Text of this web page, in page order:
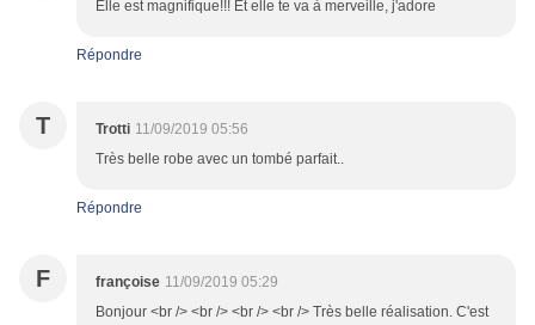
Elle est magnifique!!! Et elle te va à merveille, j'adore
Répondre
T Trotti 11/09/2019 05:56
Très belle robe avec un tombé parfait..
Répondre
F françoise 11/09/2019 05:29
Bonjour <br /> <br /> <br /> <br /> Très belle réalisation. C'est